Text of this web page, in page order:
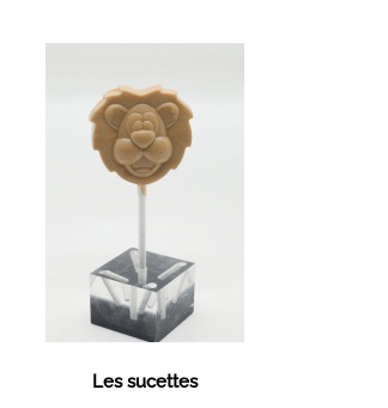
Les sucettes